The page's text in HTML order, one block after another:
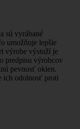
sú vyrábané
umožňuje lepšie
výrobe výstuží je
predpisu výrobcov
pevnosť okien.
ich odolnosť proti